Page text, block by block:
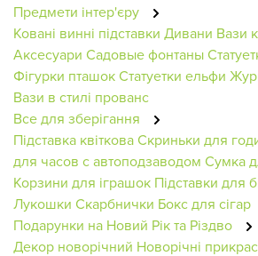
Предмети інтер'єру
Ковані винні підставки Дивани Вази
Аксесуари Садовые фонтаны
Фігурки пташокСтатуетки ельфи
Вази в стилі прованс
Все для зберігання
Підставка квітковаСкриньки для
для часов с автоподзаводом Сумка
Корзини для іграшок Підставки для
Лукошки Скарбнички Бокс для сігар
Подарунки на Новий Рік та Різдво
Декор новорічний Новорічні